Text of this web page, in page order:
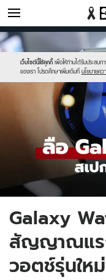
ไอที
เว็บไซต์นี้ใช้คุกกี้ เพื่อให้ท่านได้รับประสบ
ของเรา โปรดศึกษาเพิ่มเติมที่ นโยบายคว
Sanook
//s.isanook.com/sr/0/
new-
sanook.png
600
60
//s.isanook.com/hi/0/ud/
Galaxy
สัญญาณแร
วอตช์รุ่นใหม่